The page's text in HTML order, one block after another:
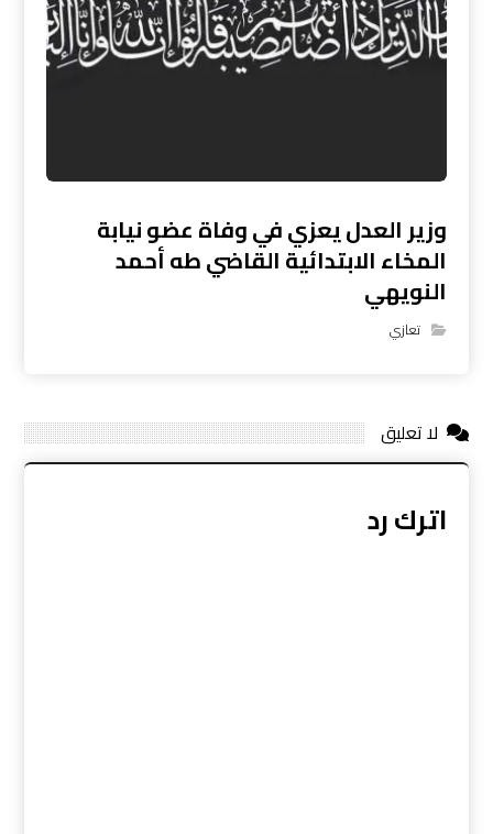
وزير العدل يعزي في وفاة عضو نيابة
المخاء الابتدائية القاضي طه أحمد
النويهي
تعازي
لا تعليق
اترك رد